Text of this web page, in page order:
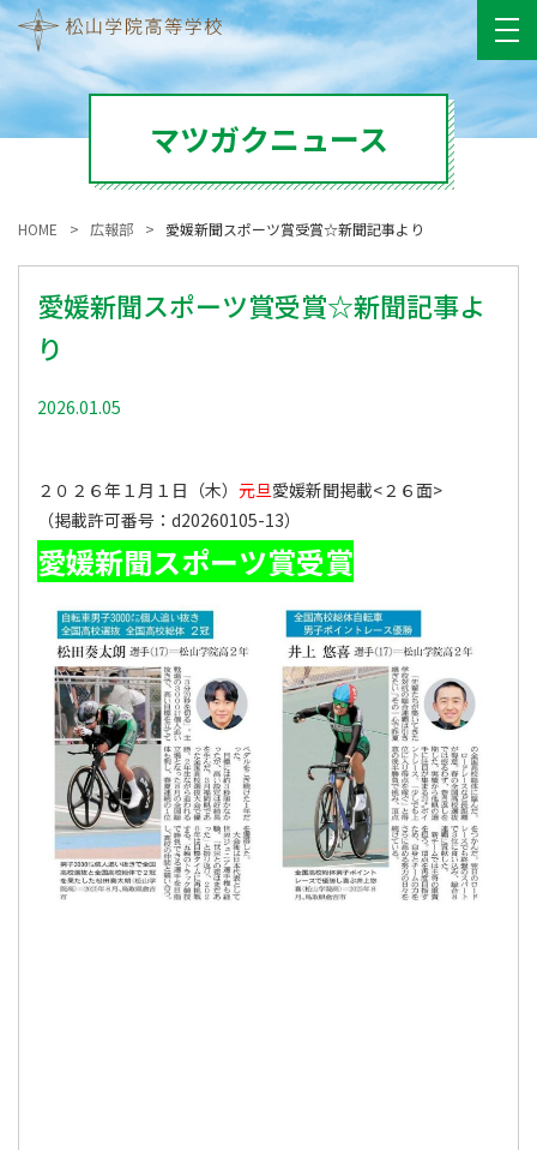
マツガクニュース
HOME 広報部 愛媛新聞スポーツ賞受賞☆新聞記事より
愛媛新聞スポーツ賞受賞☆新聞記事よ
り
2026.01.05
２０２６年１月１日（木） 元旦愛媛新聞掲載<２６面>
（掲載許可番号：d20260105-13）
愛媛新聞スポーツ賞受賞